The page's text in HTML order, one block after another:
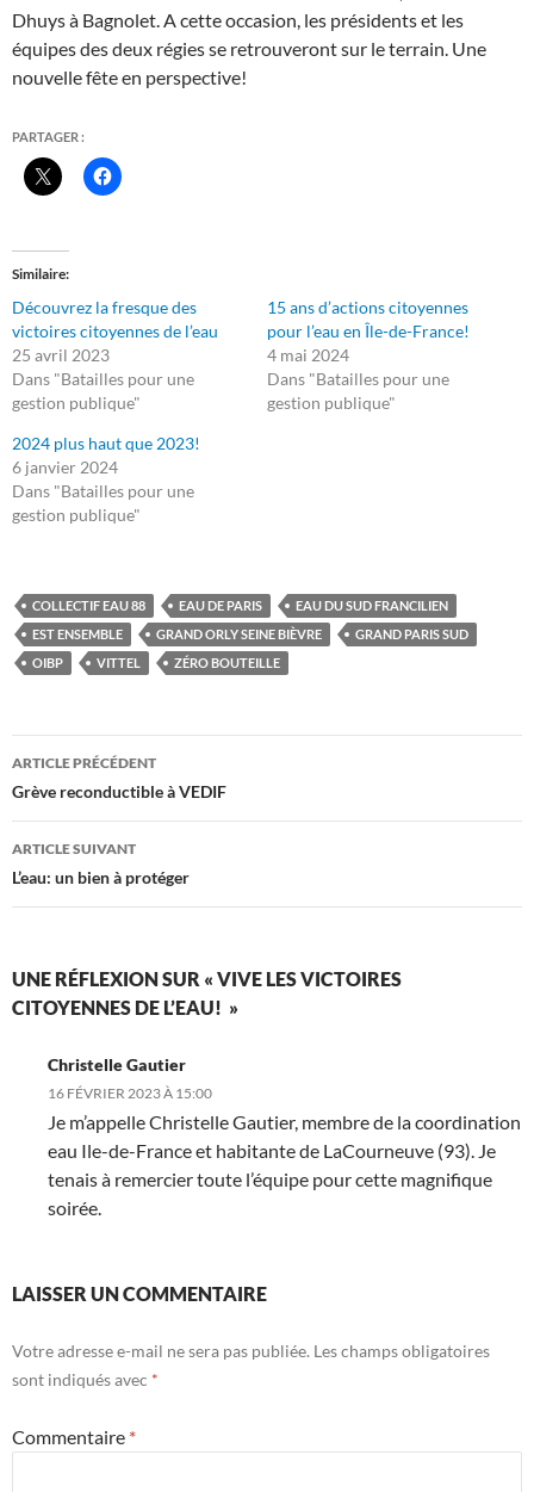
Dhuys à Bagnolet. A cette occasion, les présidents et les
équipes des deux régies se retrouveront sur le terrain. Une
nouvelle fête en perspective!
PARTAGER :
Similaire
Découvrez la fresque des
victoires citoyennes de l’eau
25 avril 2023
Dans "Batailles pour une
gestion publique"
15 ans d’actions citoyennes
pour l’eau en Île-de-France!
4 mai 2024
Dans "Batailles pour une
gestion publique"
2024 plus haut que 2023!
6 janvier 2024
Dans "Batailles pour une
gestion publique"
COLLECTIF EAU 88 EAU DE PARIS
EAU DU SUD FRANCILIEN
EST ENSEMBLE
GRAND ORLY SEINE BIÈVRE
GRAND PARIS SUD
OIBP
VITTEL ZÉRO BOUTEILLE
Navigation
des
articles
ARTICLE PRÉCÉDENT
Grève reconductible à VEDIF
ARTICLE SUIVANT
L’eau: un bien à protéger
UNE RÉFLEXION SUR « VIVE LES VICTOIRES
CITOYENNES DE L’EAU! »
Christelle Gautier
16 FÉVRIER 2023 À 15:00
Je m’appelle Christelle Gautier, membre de la coordination
eau Ile-de-France et habitante de LaCourneuve (93). Je
tenais à remercier toute l’équipe pour cette magnifique
soirée.
LAISSER UN COMMENTAIRE
Votre adresse e-mail ne sera pas publiée. Les champs obligatoires
sont indiqués avec *
Commentaire *